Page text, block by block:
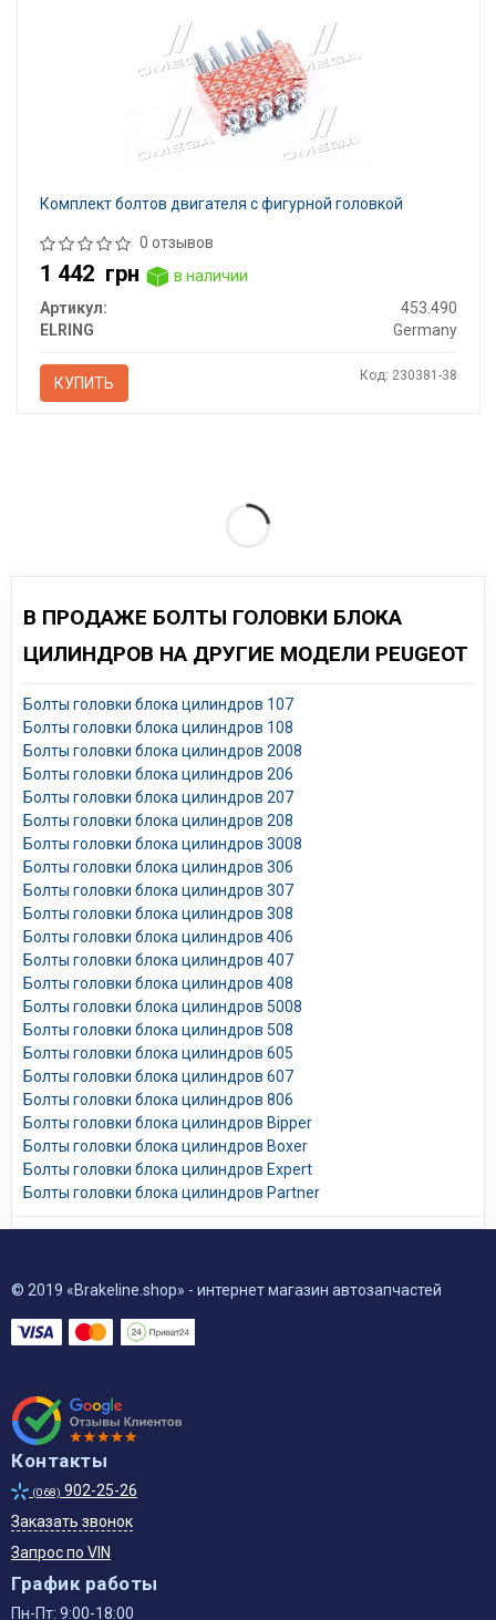
Комплект болтов двигателя с фигурной головкой
0 отзывов
1 442 грн
в наличии
Артикул:
453.490
ELRING
Germany
КУПИТЬ Код: 230381-38
В ПРОДАЖЕ БОЛТЫ ГОЛОВКИ БЛОКА
ЦИЛИНДРОВ НА ДРУГИЕ МОДЕЛИ PEUGEOT
Болты головки блока цилиндров 107
Болты головки блока цилиндров 108
Болты головки блока цилиндров 2008
Болты головки блока цилиндров 206
Болты головки блока цилиндров 207
Болты головки блока цилиндров 208
Болты головки блока цилиндров 3008
Болты головки блока цилиндров 306
Болты головки блока цилиндров 307
Болты головки блока цилиндров 308
Болты головки блока цилиндров 406
Болты головки блока цилиндров 407
Болты головки блока цилиндров 408
Болты головки блока цилиндров 5008
Болты головки блока цилиндров 508
Болты головки блока цилиндров 605
Болты головки блока цилиндров 607
Болты головки блока цилиндров 806
Болты головки блока цилиндров Bipper
Болты головки блока цилиндров Boxer
Болты головки блока цилиндров Expert
Болты головки блока цилиндров Partner
© 2019 «Brakeline.shop» - интернет магазин автозапчастей
Контакты
(068) 902-25-26
Заказать звонок
Запрос по VIN
График работы
Пн-Пт: 9:00-18:00